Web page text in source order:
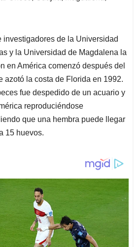
investigadores de la Universidad
y la Universidad de Magdalena la
en América comenzó después del
azotó la costa de Florida en 1992.
fue despedido de un acuario y
reproduciéndose
que una hembra puede llegar
15 huevos.